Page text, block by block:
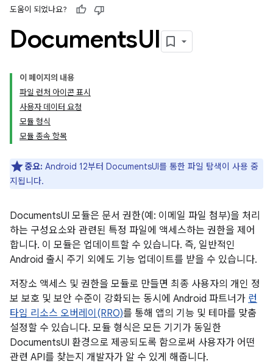
도움이 되었나요?
DocumentsUI
이 페이지의 내용
파일 런처 아이콘 표시
사용자 데이터 요청
모듈 형식
모듈 종속 항목
중요: Android 12부터 DocumentsUI를 통한 파일 탐색이 사용 중
지됩니다.
DocumentsUI 모듈은 문서 권한(예: 이메일 파일 첨부)을 처리
하는 구성요소와 관련된 특정 파일에 액세스하는 권한을 제어
합니다. 이 모듈은 업데이트할 수 있습니다. 즉, 일반적인
Android 출시 주기 외에도 기능 업데이트를 받을 수 있습니다.
저장소 액세스 및 권한을 모듈로 만들면 최종 사용자의 개인 정
보 보호 및 보안 수준이 강화되는 동시에 Android 파트너가 런
타임 리소스 오버레이(RRO)를 통해 앱의 기능 및 테마를 맞춤
설정할 수 있습니다. 모듈 형식은 모든 기기가 동일한
DocumentsUI 환경으로 제공되도록 함으로써 사용자가 어떤
관련 API를 찾는지 개발자가 알 수 있게 해줍니다.